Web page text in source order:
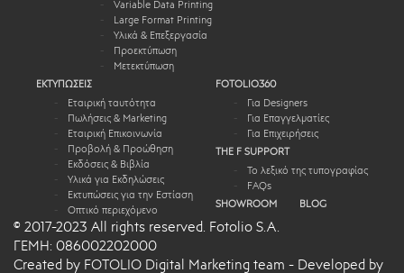
Variable Data Printing
Large Format Printing
Υλικά & Επεξεργασία
Προεκτύπωση
Μετεκτύπωση
ΕΚΤΥΠΩΣΕΙΣ
Εταιρική ταυτότητα
Πωλήσεις & Marketing
Εταιρική Επικοινωνία
Προβολή & Προώθηση
Εκδόσεις & Βιβλία
Υλικά για Εκδηλώσεις
Εκτυπώσεις για την Εστίαση
Οπτικό περιεχόμενο
FOTOLIO360
Για Designers
Για Επαγγελματίες
Για Επιχειρήσεις
THE F SUPPORT
Το λεξικό της τυπογραφίας
FAQs
SHOWROOM
BLOG
© 2017-2023 All rights reserved. Fotolio S.A.
ΓΕΜΗ: 086002202000
Created by FOTOLIO Digital Marketing team - Developed by